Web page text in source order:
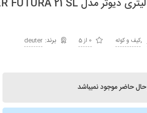
,کیف و کوله 0 از 5 deuter
حاضر موجود نمیباشد